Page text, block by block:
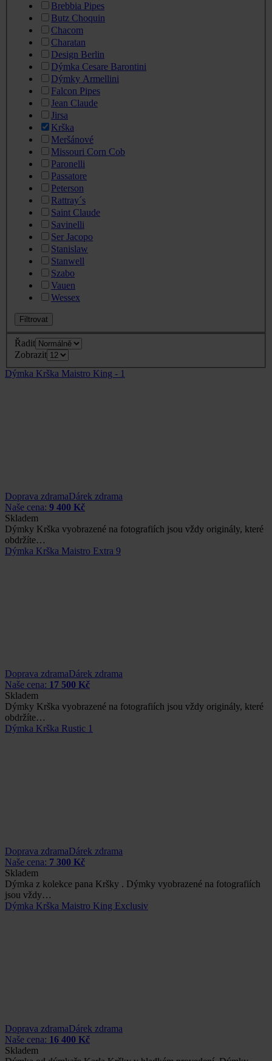
Brebbia Pipes
Butz Choquin
Chacom
Charatan
Design Berlin
Dýmka Cesare Barontini
Dýmky Armellini
Falcon Pipes
Jean Claude
Jirsa
Krška
Meršánové
Missouri Corn Cob
Paronelli
Passatore
Peterson
Rattray´s
Saint Claude
Savinelli
Ser Jacopo
Stanislaw
Stanwell
Szabo
Vauen
Wessex
Filtrovat
Řadit
Zobrazit
Dýmka Krška Maistro King - 1
Doprava zdramaDárek zdrama
Naše cena: 9 400 Kč
Skladem
Dýmky Krška vyobrazené na fotografiích jsou vždy originály, které
obdržíte…
Dýmka Krška Maistro Extra 9
Doprava zdramaDárek zdrama
Naše cena: 17 500 Kč
Skladem
Dýmky Krška vyobrazené na fotografiích jsou vždy originály, které
obdržíte…
Dýmka Krška Rustic 1
Doprava zdramaDárek zdrama
Naše cena: 7 300 Kč
Skladem
Dýmka z kolekce pana Kršky . Dýmky vyobrazené na fotografiích
jsou vždy…
Dýmka Krška Maistro King Exclusiv
Doprava zdramaDárek zdrama
Naše cena: 16 400 Kč
Skladem